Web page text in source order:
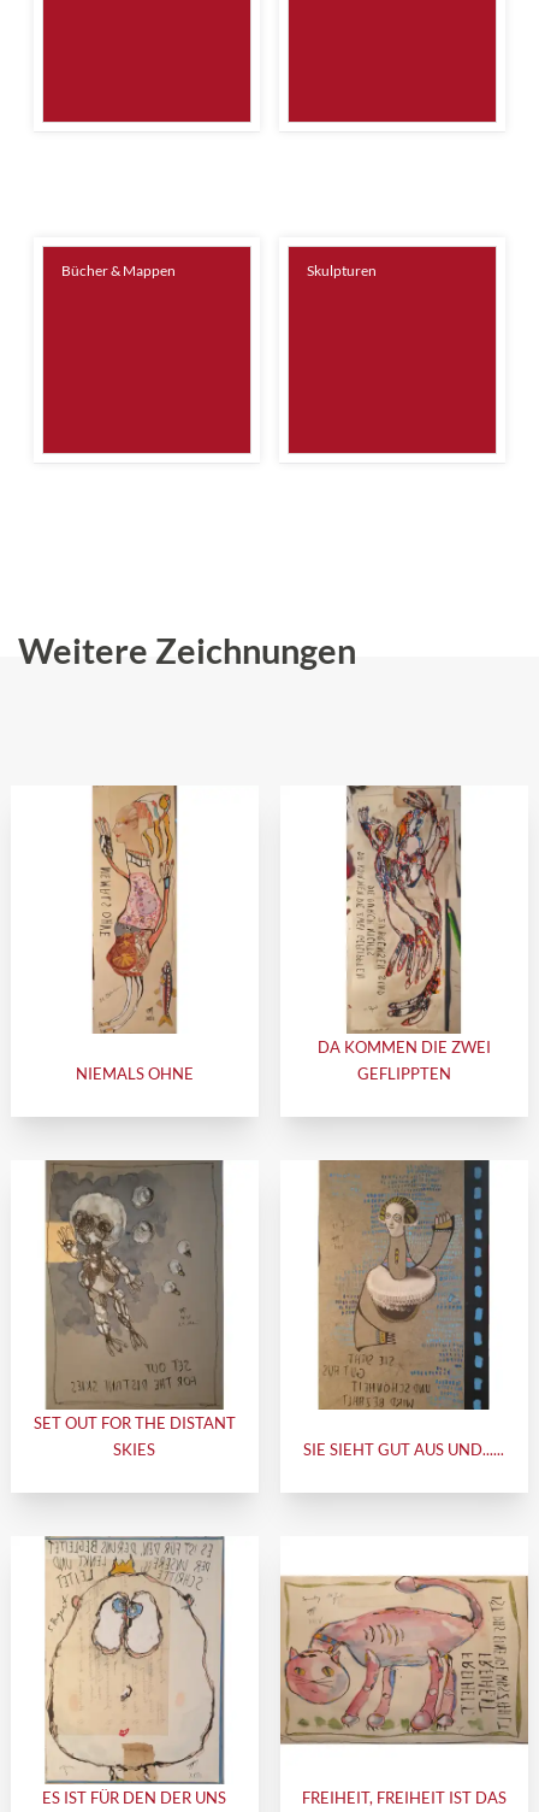
Bücher & Mappen Skulpturen
Weitere Zeichnungen
NIEMALS OHNE
DA KOMMEN DIE ZWEI
GEFLIPPTEN
SET OUT FOR THE DISTANT
SKIES
SIE SIEHT GUT AUS UND......
ES IST FÜR DEN DER UNS
FREIHEIT, FREIHEIT IST DAS